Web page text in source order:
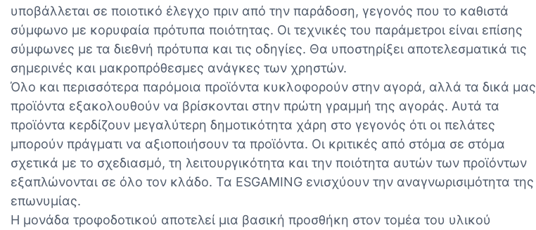
υποβάλλεται σε ποιοτικό έλεγχο πριν από την παράδοση, γεγονός που το καθιστά
σύμφωνο με κορυφαία πρότυπα ποιότητας. Οι τεχνικές του παράμετροι είναι επίσης
σύμφωνες με τα διεθνή πρότυπα και τις οδηγίες. Θα υποστηρίξει αποτελεσματικά τις
σημερινές και μακροπρόθεσμες ανάγκες των χρηστών.
Όλο και περισσότερα παρόμοια προϊόντα κυκλοφορούν στην αγορά, αλλά τα δικά μας
προϊόντα εξακολουθούν να βρίσκονται στην πρώτη γραμμή της αγοράς. Αυτά τα
προϊόντα κερδίζουν μεγαλύτερη δημοτικότητα χάρη στο γεγονός ότι οι πελάτες
μπορούν πράγματι να αξιοποιήσουν τα προϊόντα. Οι κριτικές από στόμα σε στόμα
σχετικά με το σχεδιασμό, τη λειτουργικότητα και την ποιότητα αυτών των προϊόντων
εξαπλώνονται σε όλο τον κλάδο. Τα ESGAMING ενισχύουν την αναγνωρισιμότητα της
επωνυμίας.
Η μονάδα τροφοδοτικού αποτελεί μια βασική προσθήκη στον τομέα του υλικού